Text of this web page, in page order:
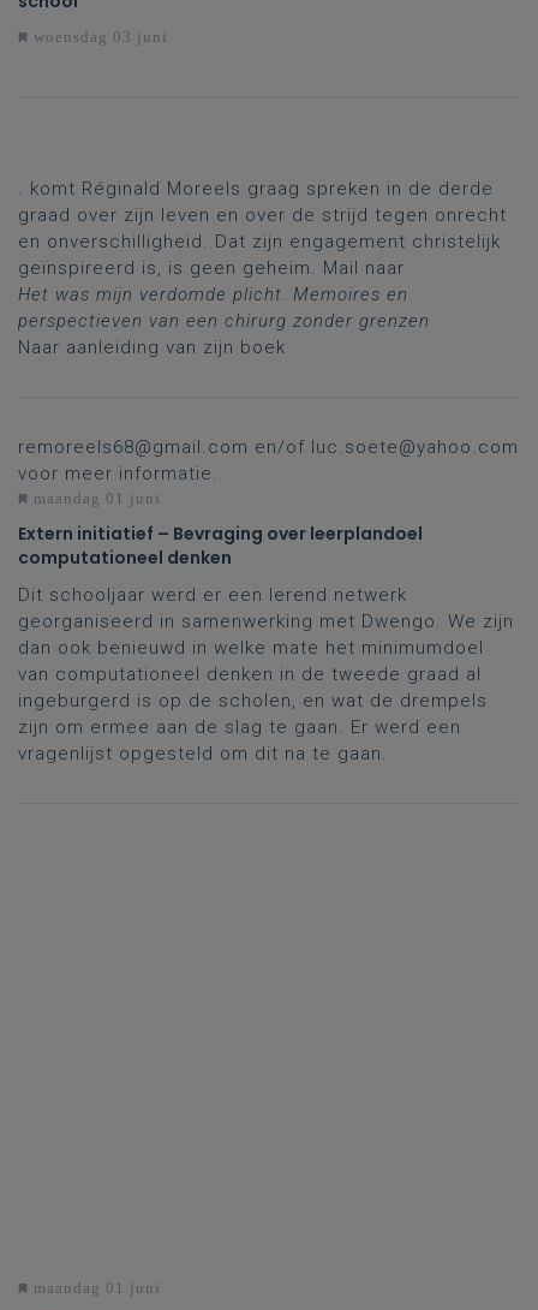
woensdag 03 juni
Naar aanleiding van zijn boek
Het was mijn verdomde plicht. Memoires en
perspectieven van een chirurg zonder grenzen
. komt Réginald Moreels graag spreken in de derde
graad over zijn leven en over de strijd tegen onrecht
en onverschilligheid. Dat zijn engagement christelijk
geïnspireerd is, is geen geheim. Mail naar
remoreels68@gmail.com en/of luc.soete@yahoo.com
voor meer informatie.
maandag 01 juni
Extern initiatief – Bevraging over leerplandoel
computationeel denken
Dit schooljaar werd er een lerend netwerk
georganiseerd in samenwerking met Dwengo. We zijn
dan ook benieuwd in welke mate het minimumdoel
van computationeel denken in de tweede graad al
ingeburgerd is op de scholen, en wat de drempels
zijn om ermee aan de slag te gaan. Er werd een
vragenlijst opgesteld om dit na te gaan.
maandag 01 juni